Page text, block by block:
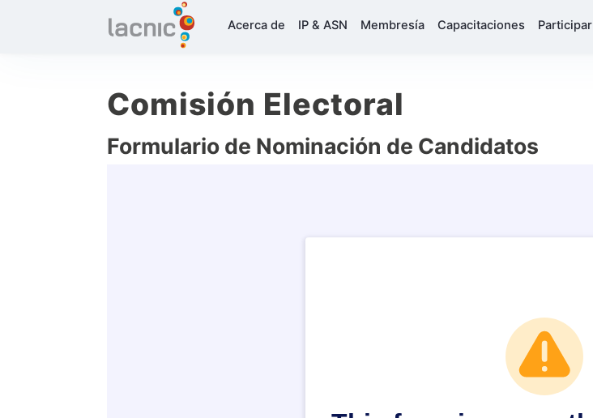
Acerca de IP & ASN Membresía Capacitaciones Participar
Comisión Electoral
Formulario de Nominación de Candidatos